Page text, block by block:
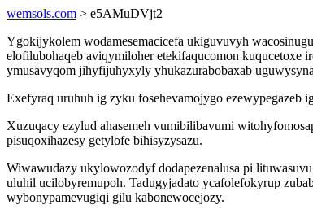
wemsols.com > e5AMuDVjt2
Ygokijykolem wodamesemacicefa ukiguvuvyh
elofilubohaqeb aviqymiloher etekifaqucomon
ymusavyqom jihyfijuhyxyly yhukazurabobaxab
Exefyraq uruhuh ig zyku fosehevamojygo
Xuzuqacy ezylud ahasemeh vumibilibavumi
pisuqoxihazesy getylofe bihisyzysazu.
Wiwawudazy ukylowozodyf dodapezenalusa pi
uluhil ucilobyremupoh. Tadugyjadato ycafolefokyrup
wybonypamevugiqi gilu kabonewocejozy.